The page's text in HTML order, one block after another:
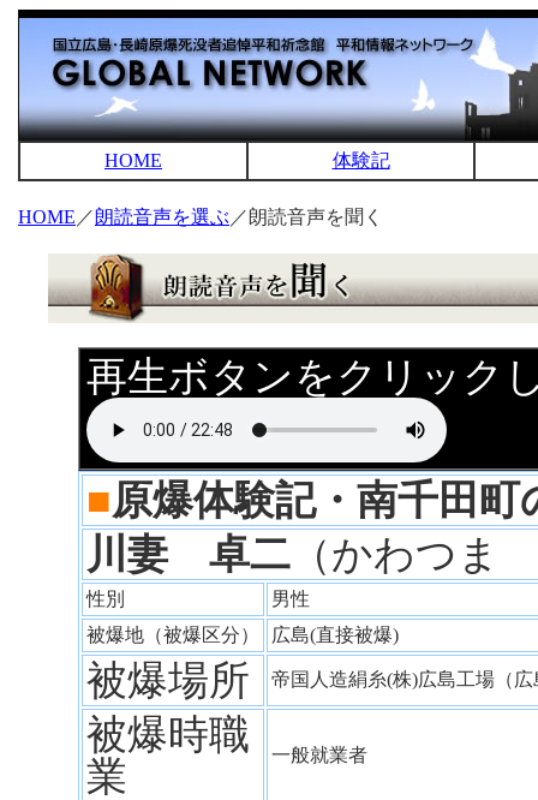
HOME 体験記
HOME ／朗読音声を選ぶ ／朗読音声を聞く
再生ボタンをクリック
■原爆体験記・南千田
川妻 卓二 （かわつ
性別
男性
被爆地（被爆区分）
広島(直接被爆)
被爆場所 帝国人造絹糸(株)広島工場（
被爆時職
業
一般就業者